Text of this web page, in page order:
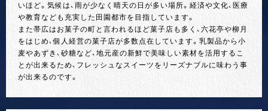
いほど。気候は、雨が少なく晴天の日が多い場所。経済や文化、医療
や教育なども充実した田園都市を目指しています。
また帯広はお菓子の町と言われるほど菓子店も多く、六花亭や柳月
をはじめ、個人経営の菓子店が多数点在しています。乳製品から小
麦やあずき、砂糖など、地元産の新鮮で美味しい素材を活用するこ
とが出来るため、フレッシュなスイーツをリーズナブルに味わう事
が出来るのです。